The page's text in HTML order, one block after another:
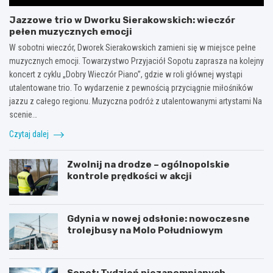
Jazzowe trio w Dworku Sierakowskich: wieczór
pełen muzycznych emocji
W sobotni wieczór, Dworek Sierakowskich zamieni się w miejsce pełne
muzycznych emocji. Towarzystwo Przyjaciół Sopotu zaprasza na kolejny
koncert z cyklu „Dobry Wieczór Piano”, gdzie w roli głównej wystąpi
utalentowane trio. To wydarzenie z pewnością przyciągnie miłośników
jazzu z całego regionu. Muzyczna podróż z utalentowanymi artystami Na
scenie…
Czytaj dalej
Zwolnij na drodze – ogólnopolskie
kontrole prędkości w akcji
Gdynia w nowej odsłonie: nowoczesne
trolejbusy na Molo Południowym